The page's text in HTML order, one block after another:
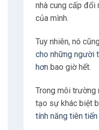
nhà cung cấp đổi
của mình.
Tuy nhiên, nó
cho những người
hơnbao giờ hết.
Trong môi trường
tạo sự khác biệt
tính năng tiên tiến